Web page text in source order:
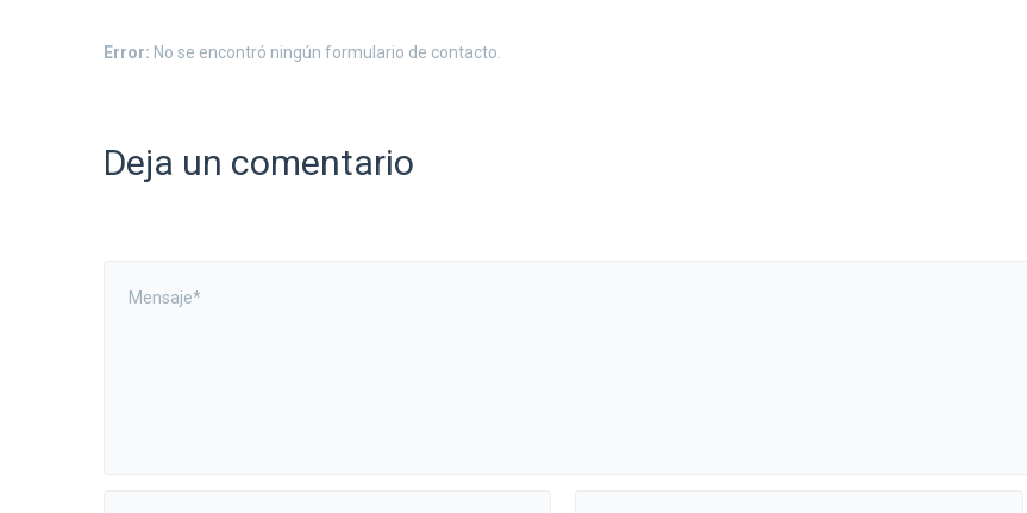
Error: No se encontró ningún formulario de contacto.
Deja un comentario